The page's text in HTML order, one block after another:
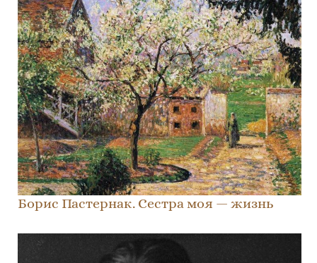
Борис Пастернак. Сестра моя — жизнь